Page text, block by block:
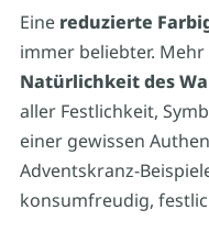
Eine reduzierte
immer beliebter.
Natürlichkeit des
aller Festlichkeit,
einer gewissen
Adventskranz-
konsumfreudig,